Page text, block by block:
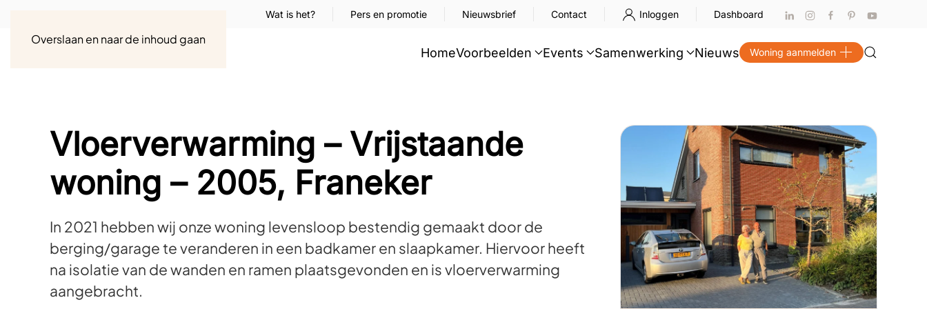
Overslaan en naar de inhoud gaan
Wat is het? Pers en promotie Nieuwsbrief Contact Inloggen Dashboard
HomeVoorbeelden Events Samenwerking Nieuws Woning aanmelden
Vloerverwarming – Vrijstaande
woning – 2005, Franeker
In 2021 hebben wij onze woning levensloop bestendig gemaakt door de
berging/garage te veranderen in een badkamer en slaapkamer. Hiervoor heeft
na isolatie van de wanden en ramen plaatsgevonden en is vloerverwarming
aangebracht.